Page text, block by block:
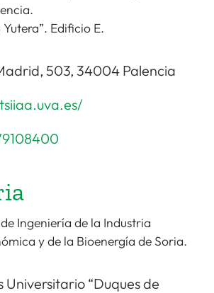
Edificio E.
503, 34004 Palencia
Ingeniería de la Industria
y de la Bioenergía de Soria.
Universitario “Duques de